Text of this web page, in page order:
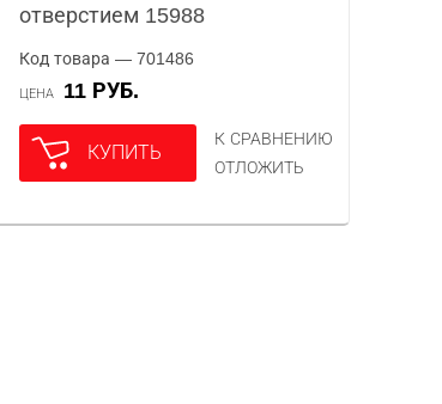
отверстием 15988
Код товара — 701486
ЦЕНА 11 РУБ.
КУПИТЬ
К СРАВНЕНИЮ
ОТЛОЖИТЬ